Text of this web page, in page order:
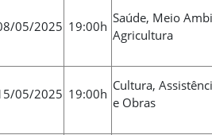
05/2025 19:00h
Saúde, Meio
Agricultura
05/2025 19:00h
Cultura,
e Obras